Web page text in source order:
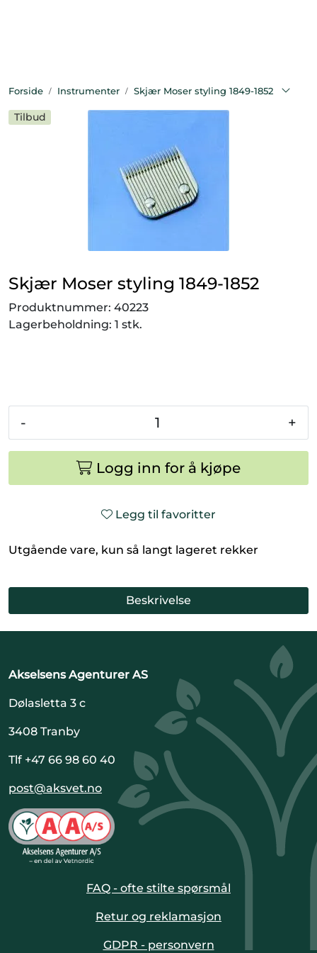
Forside Instrumenter Skjær Moser styling 1849-1852
Tilbud
Skjær Moser styling 1849-1852
Produktnummer: 40223
Lagerbeholdning: 1 stk.
- +
Logg inn for å kjøpe
Legg til favoritter
Utgående vare, kun så langt lageret rekker
Beskrivelse
Akselsens Agenturer AS
Dølasletta 3 c
3408 Tranby
Tlf +47 66 98 60 40
post@aksvet.no
FAQ - ofte stilte spørsmål
Retur og reklamasjon
GDPR - personvern
Diagnostikk
Produksjonsdyr
Smådyr
Tilbudsvarer
Vetnordic
Gammalt nytt